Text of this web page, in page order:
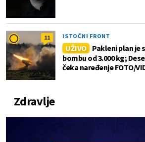
11 ISTOČNI FRONT
UŽIVO
Pakleni plan je
bombu od 3.000 kg;
čeka naređenje FOTO/
Zdravlje